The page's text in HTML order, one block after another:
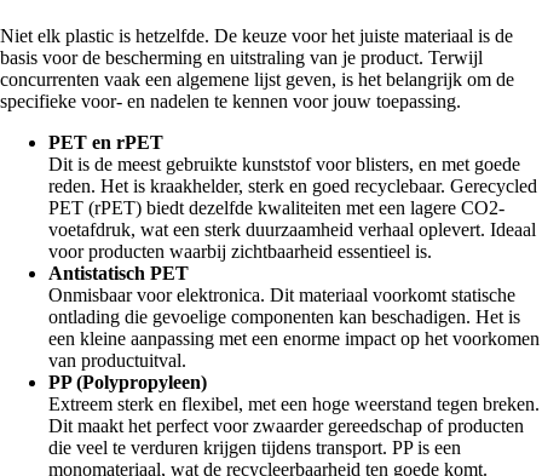
Niet elk plastic is hetzelfde. De keuze voor het juiste materiaal is de
basis voor de bescherming en uitstraling van je product. Terwijl
concurrenten vaak een algemene lijst geven, is het belangrijk om de
specifieke voor- en nadelen te kennen voor jouw toepassing.
PET en rPET
Dit is de meest gebruikte kunststof voor blisters, en met goede
reden. Het is kraakhelder, sterk en goed recyclebaar. Gerecycled
PET (rPET) biedt dezelfde kwaliteiten met een lagere CO2-
voetafdruk, wat een sterk duurzaamheid verhaal oplevert. Ideaal
voor producten waarbij zichtbaarheid essentieel is.
Antistatisch PET
Onmisbaar voor elektronica. Dit materiaal voorkomt statische
ontlading die gevoelige componenten kan beschadigen. Het is
een kleine aanpassing met een enorme impact op het voorkomen
van productuitval.
PP (Polypropyleen)
Extreem sterk en flexibel, met een hoge weerstand tegen breken.
Dit maakt het perfect voor zwaarder gereedschap of producten
die veel te verduren krijgen tijdens transport. PP is een
monomateriaal, wat de recycleerbaarheid ten goede komt.